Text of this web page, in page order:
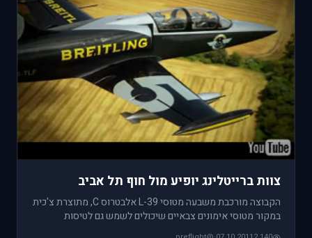
צוות ברייטלינג יופיע מול חוף תל אביב
הקבוצה מורכבת משבעה מטוסי L-39 אלבטרוס C, מתוצרת צ'כית
במקור מטוסי אימונים צבאיים שיכולים לשמש גם לטיסות